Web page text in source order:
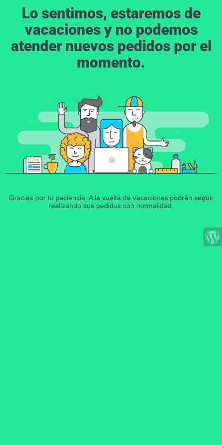
Lo sentimos, estaremos de
vacaciones y no podemos
atender nuevos pedidos por el
momento.
Gracias por tu paciencia. A la vuelta de vacaciones podrán seguir
realizando sus pedidos con normalidad.